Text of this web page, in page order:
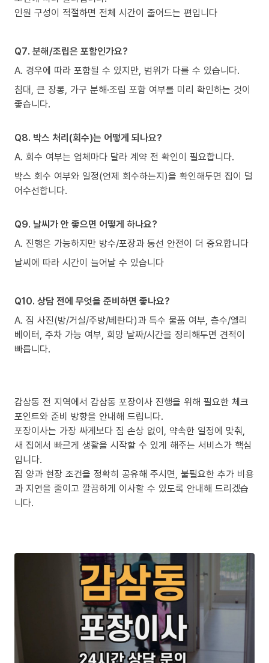
인원 구성이 적절하면 전체 시간이 줄어드는 편입니다
Q7. 분해/조립은 포함인가요?
A. 경우에 따라 포함될 수 있지만, 범위가 다를 수 있습니다.
침대, 큰 장롱, 가구 분해·조립 포함 여부를 미리 확인하는 것이
좋습니다.
Q8. 박스 처리(회수)는 어떻게 되나요?
A. 회수 여부는 업체마다 달라 계약 전 확인이 필요합니다.
박스 회수 여부와 일정(언제 회수하는지)을 확인해두면 집이 덜
어수선합니다.
Q9. 날씨가 안 좋으면 어떻게 하나요?
A. 진행은 가능하지만 방수/포장과 동선 안전이 더 중요합니다
날씨에 따라 시간이 늘어날 수 있습니다
Q10. 상담 전에 무엇을 준비하면 좋나요?
A. 짐 사진(방/거실/주방/베란다)과 특수 물품 여부, 층수/엘리
베이터, 주차 가능 여부, 희망 날짜/시간을 정리해두면 견적이
빠릅니다.
감삼동 전 지역에서 감삼동 포장이사 진행을 위해 필요한 체크
포인트와 준비 방향을 안내해 드립니다.
포장이사는 가장 싸게보다 짐 손상 없이, 약속한 일정에 맞춰,
새 집에서 빠르게 생활을 시작할 수 있게 해주는 서비스가 핵심
입니다.
짐 양과 현장 조건을 정확히 공유해 주시면, 불필요한 추가 비용
과 지연을 줄이고 깔끔하게 이사할 수 있도록 안내해 드리겠습
니다.